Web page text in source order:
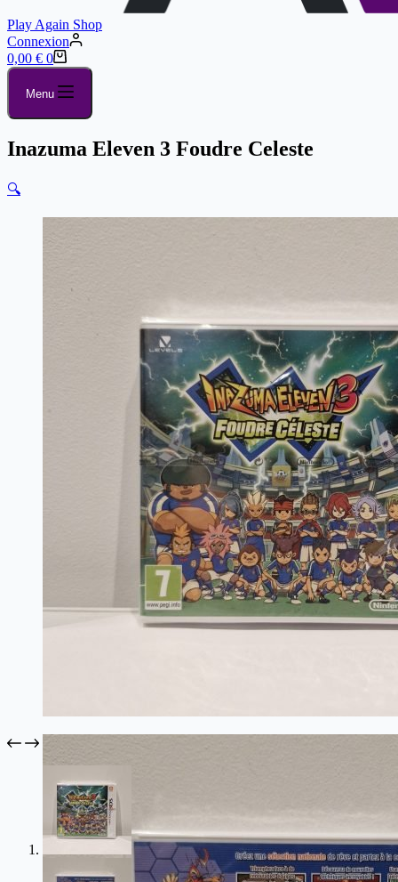
Play Again Shop
Connexion
0,00 € 0
Menu
Inazuma Eleven 3 Foudre Celeste
🔍